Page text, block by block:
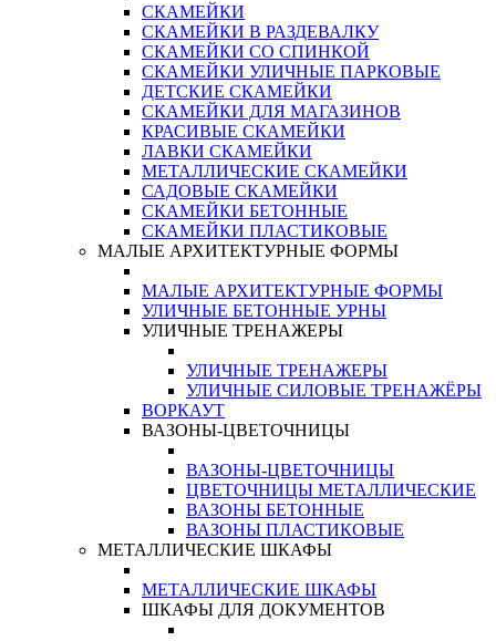
СКАМЕЙКИ
СКАМЕЙКИ В РАЗДЕВАЛКУ
СКАМЕЙКИ СО СПИНКОЙ
СКАМЕЙКИ УЛИЧНЫЕ ПАРКОВЫЕ
ДЕТСКИЕ СКАМЕЙКИ
СКАМЕЙКИ ДЛЯ МАГАЗИНОВ
КРАСИВЫЕ СКАМЕЙКИ
ЛАВКИ СКАМЕЙКИ
МЕТАЛЛИЧЕСКИЕ СКАМЕЙКИ
САДОВЫЕ СКАМЕЙКИ
СКАМЕЙКИ БЕТОННЫЕ
СКАМЕЙКИ ПЛАСТИКОВЫЕ
МАЛЫЕ АРХИТЕКТУРНЫЕ ФОРМЫ
МАЛЫЕ АРХИТЕКТУРНЫЕ ФОРМЫ
УЛИЧНЫЕ БЕТОННЫЕ УРНЫ
УЛИЧНЫЕ ТРЕНАЖЕРЫ
УЛИЧНЫЕ ТРЕНАЖЕРЫ
УЛИЧНЫЕ СИЛОВЫЕ ТРЕНАЖЁРЫ
ВОРКАУТ
ВАЗОНЫ-ЦВЕТОЧНИЦЫ
ВАЗОНЫ-ЦВЕТОЧНИЦЫ
ЦВЕТОЧНИЦЫ МЕТАЛЛИЧЕСКИЕ
ВАЗОНЫ БЕТОННЫЕ
ВАЗОНЫ ПЛАСТИКОВЫЕ
МЕТАЛЛИЧЕСКИЕ ШКАФЫ
МЕТАЛЛИЧЕСКИЕ ШКАФЫ
ШКАФЫ ДЛЯ ДОКУМЕНТОВ